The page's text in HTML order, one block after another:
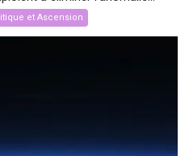
et Ascension